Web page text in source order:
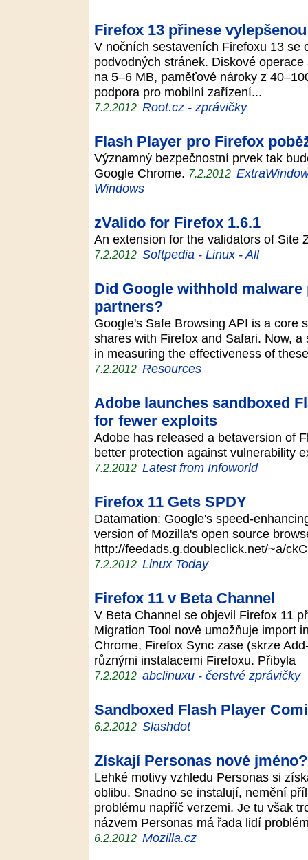
Firefox 13 přinese
V nočních sestaveních Firefoxu 13 se
podvodných stránek. Diskové
na 5–6 MB, paměťové nároky z
podpora pro mobilní zařízení...
7.2.2012 Root.cz - zprávičky
Flash Player pro Firefox
Významný bezpečnostní prvek tak
Google Chrome. 7.2.2012
Windows
zValido for Firefox 1.6.1
An extension for the validators of
7.2.2012 Softpedia - Linux - All
Did Google withhold
partners?
Google's Safe Browsing API is a core
shares with Firefox and Safari. Now,
in measuring the effectiveness of
7.2.2012 Resources
Adobe launches sandboxed
for fewer exploits
Adobe has released a betaversion of
better protection against vulnerability
7.2.2012 Latest from Infoworld
Firefox 11 Gets SPDY
Datamation: Google's speed-
version of Mozilla's open source
http://feedads.g.doubleclick.net/~a/
7.2.2012 Linux Today
Firefox 11 v Beta Channel
V Beta Channel se objevil Firefox 11
Migration Tool nově umožňuje import
Chrome, Firefox Sync zase (skrze
různými instalacemi Firefoxu. Přibyla
7.2.2012 abclinuxu - čerstvé zprávičky
Sandboxed Flash Player
6.2.2012 Slashdot
Získají Personas nové jméno?
Lehké motivy vzhledu Personas si
oblibu. Snadno se instalují, nemění
problému napříč verzemi. Je tu však
názvem Personas má řada lidí
6.2.2012 Mozilla.cz